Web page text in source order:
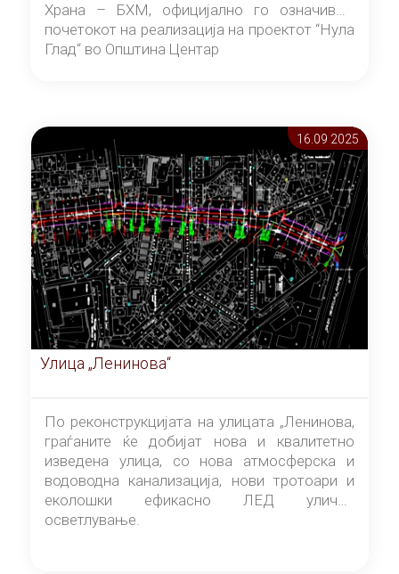
Храна – БХМ, официјално го означивме
почетокот на реализација на проектот “Нула
Глад“ во Општина Центар
16.09 2025
Улица „Ленинова“
По реконструкцијата на улицата „Ленинова,
граѓаните ќе добијат нова и квалитетно
изведена улица, со нова атмосферска и
водоводна канализација, нови тротоари и
еколошки ефикасно ЛЕД улично
осветлување.